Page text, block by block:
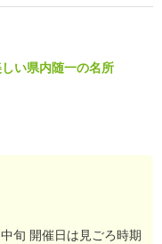
い県内随一の名所
旬 開催日は見ごろ時期